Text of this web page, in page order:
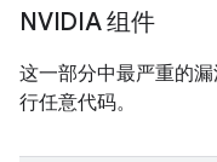
NVIDIA 组件
这一部分中最严重的
行任意代码。